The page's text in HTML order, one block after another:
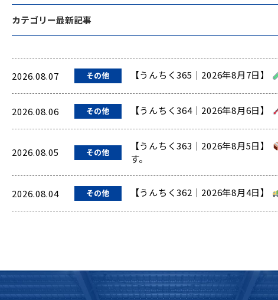
カテゴリー最新記事
2026.08.07 その他 【うんちく365｜2026年8月7日】
2026.08.06 その他 【うんちく364｜2026年8月6日】
2026.08.05 その他 【うんちく363｜2026年8月5日】
す。
2026.08.04 その他 【うんちく362｜2026年8月4日】